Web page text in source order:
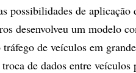
possibilidades de aplicação
desenvolveu um modelo
de veículos em
de dados entre